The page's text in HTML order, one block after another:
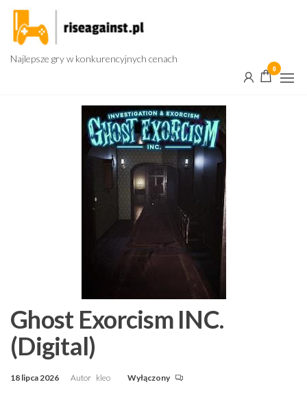
Przejdź
treści
Najlepsze gry w konkurencyjnych cenach
0
Ghost Exorcism INC.
(Digital)
18 lipca 2026 Autor kleo Wyłączony